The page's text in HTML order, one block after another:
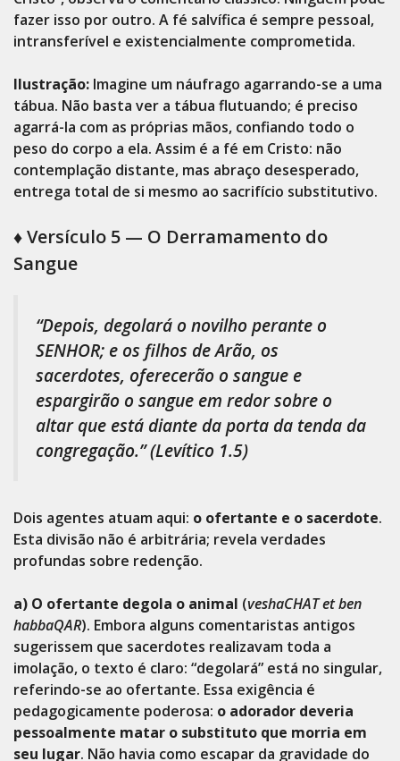
fazer isso por outro. A fé salvífica é sempre pessoal,
intransferível e existencialmente comprometida.
Ilustração: Imagine um náufrago agarrando-se a uma
tábua. Não basta ver a tábua flutuando; é preciso
agarrá-la com as próprias mãos, confiando todo o
peso do corpo a ela. Assim é a fé em Cristo: não
contemplação distante, mas abraço desesperado,
entrega total de si mesmo ao sacrifício substitutivo.
♦️ Versículo 5 — O Derramamento do
Sangue
“Depois, degolará o novilho perante o
SENHOR; e os filhos de Arão, os
sacerdotes, oferecerão o sangue e
espargirão o sangue em redor sobre o
altar que está diante da porta da tenda da
congregação.”(Levítico 1.5)
Dois agentes atuam aqui: o ofertante e o sacerdote.
Esta divisão não é arbitrária; revela verdades
profundas sobre redenção.
a) O ofertante degola o animal (veshaCHAT et ben
habbaQAR). Embora alguns comentaristas antigos
sugerissem que sacerdotes realizavam toda a
imolação, o texto é claro: “degolará” está no singular,
referindo-se ao ofertante. Essa exigência é
pedagogicamente poderosa: o adorador deveria
pessoalmente matar o substituto que morria em
seu lugar. Não havia como escapar da gravidade do